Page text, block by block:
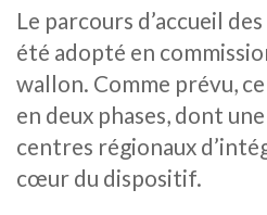
Le parcours d’accueil
été adopté en
wallon. Comme prévu,
en deux phases, dont
centres régionaux
cœur du dispositif.